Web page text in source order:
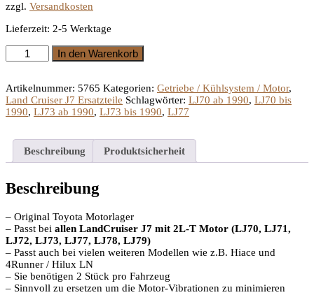
zzgl. Versandkosten
Lieferzeit: 2-5 Werktage
Motorlager
2L-
Motor
(LJ70,
LJ73,
In den Warenkorb
Artikelnummer: 5765 Kategorien: Getriebe / Kühlsystem / Motor,
Land Cruiser J7 Ersatzteile Schlagwörter: LJ70 ab 1990, LJ70 bis
1990, LJ73 ab 1990, LJ73 bis 1990, LJ77
Beschreibung Produktsicherheit
Beschreibung
– Original Toyota Motorlager
– Passt bei allen LandCruiser J7 mit 2L-T Motor (LJ70, LJ71,
LJ72, LJ73, LJ77, LJ78, LJ79)
– Passt auch bei vielen weiteren Modellen wie z.B. Hiace und
4Runner / Hilux LN
– Sie benötigen 2 Stück pro Fahrzeug
– Sinnvoll zu ersetzen um die Motor-Vibrationen zu minimieren